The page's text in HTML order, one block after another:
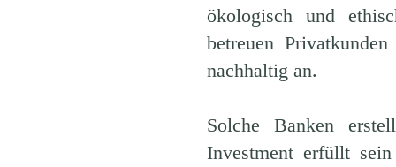
ökologisch und
betreuen
nachhaltig an.
Solche Banken
Investment erfüllt